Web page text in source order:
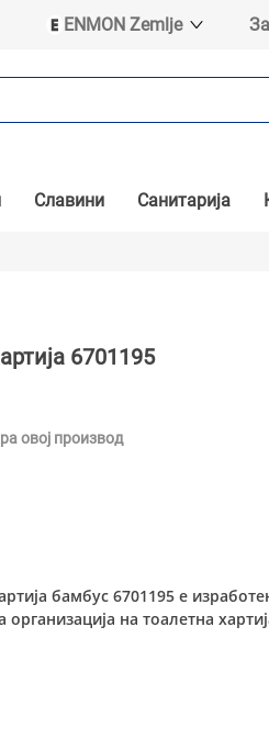
ENMON Zemlje
ENMON BIH
ENMON MKD
Славини Санитарија
6701195
овој производ
бамбус 6701195 е
на тоалетна